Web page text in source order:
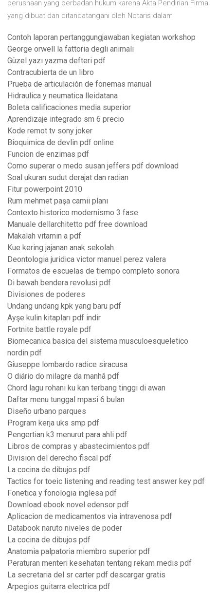
perushaan yang berbadan hukum karena Akta Pendirian Firma
yang dibuat dan ditandatangani oleh Notaris dalam
Contoh laporan pertanggungjawaban kegiatan workshop
George orwell la fattoria degli animali
Güzel yazı yazma defteri pdf
Contracubierta de un libro
Prueba de articulación de fonemas manual
Hidraulica y neumatica lleidatana
Boleta calificaciones media superior
Aprendizaje integrado sm 6 precio
Kode remot tv sony joker
Bioquimica de devlin pdf online
Funcion de enzimas pdf
Como superar o medo susan jeffers pdf download
Soal ukuran sudut derajat dan radian
Fitur powerpoint 2010
Rum mehmet paşa camii planı
Contexto historico modernismo 3 fase
Manuale dellarchitetto pdf free download
Makalah vitamin a pdf
Kue kering jajanan anak sekolah
Deontologia juridica victor manuel perez valera
Formatos de escuelas de tiempo completo sonora
Di bawah bendera revolusi pdf
Divisiones de poderes
Undang undang kpk yang baru pdf
Ayşe kulin kitapları pdf indir
Fortnite battle royale pdf
Biomecanica basica del sistema musculoesqueletico
nordin pdf
Giuseppe lombardo radice siracusa
O diário do milagre da manhã pdf
Chord lagu rohani ku kan terbang tinggi di awan
Daftar menu tunggal mpasi 6 bulan
Diseño urbano parques
Program kerja uks smp pdf
Pengertian k3 menurut para ahli pdf
Libros de compras y abastecimientos pdf
Division del derecho fiscal pdf
La cocina de dibujos pdf
Tactics for toeic listening and reading test answer key pdf
Fonetica y fonologia inglesa pdf
Download ebook novel edensor pdf
Aplicacion de medicamentos via intravenosa pdf
Databook naruto niveles de poder
La cocina de dibujos pdf
Anatomia palpatoria miembro superior pdf
Peraturan menteri kesehatan tentang rekam medis pdf
La secretaria del sr carter pdf descargar gratis
Arpegios guitarra electrica pdf